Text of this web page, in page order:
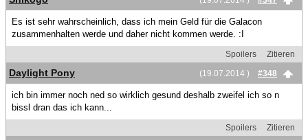
Es ist sehr wahrscheinlich, dass ich mein Geld für die Galacon
zusammenhalten werde und daher nicht kommen werde. :I
Spoilers
Zitieren
(19.07.2014 )
#348
Daylight Pony
ich bin immer noch ned so wirklich gesund deshalb zweifel ich so n
bissl dran das ich kann...
Spoilers
Zitieren